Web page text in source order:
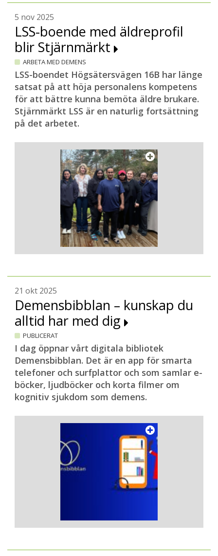
5 nov 2025
LSS-boende med äldreprofil
blir Stjärnmärkt
ARBETA MED DEMENS
LSS-boendet Högsätersvägen 16B har länge
satsat på att höja personalens kompetens
för att bättre kunna bemöta äldre brukare.
Stjärnmärkt LSS är en naturlig fortsättning
på det arbetet.
21 okt 2025
Demensbibblan – kunskap du
alltid har med dig
PUBLICERAT
I dag öppnar vårt digitala bibliotek
Demensbibblan. Det är en app för smarta
telefoner och surfplattor och som samlar e-
böcker, ljudböcker och korta filmer om
kognitiv sjukdom som demens.